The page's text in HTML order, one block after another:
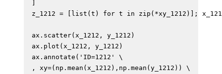
z_1212 = [list(t) for t in zip(*xy_1212)]; x_1212
ax.scatter(x_1212, y_1212)
ax.plot(x_1212, y_1212)
ax.annotate('ID=1212' \
, xy=(np.mean(x_1212),np.mean(y_1212)) \